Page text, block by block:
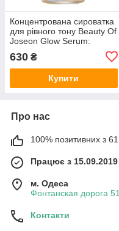
Концентрована сироватка
для рівного тону Beauty Of
Joseon Glow Serum:
Propolis + Niacinamide 30
мл
630 ₴
Купити
Про нас
100% позитивних з 61
Працює з 15.09.2019
м. Одеса
Фонтанская дорога
Контакти